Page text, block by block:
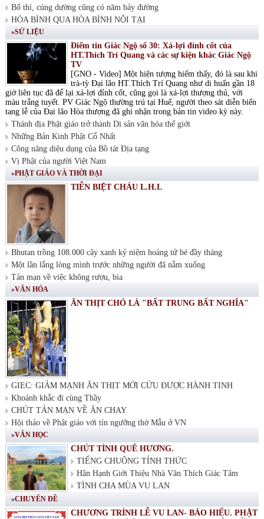
Bố thí, cúng dường cũng có năm bảy đường
HÒA BÌNH QUA HÒA BÌNH NỘI TẠI
»SỬ LIỆU
Điểm tin Giác Ngộ số 30: Xá-lợi đỉnh cốt của
HT.Thích Trí Quang và các sự kiện khác Giác Ngộ
TV
[GNO - Video] Một hiện tượng hiếm thấy, đó là sau khi
trà-tỳ Đại lão HT.Thích Trí Quang như di huấn gần 18
giờ liên tục đã để lại xá-lợi đỉnh cốt, cũng gọi là xá-lợi thượng thủ, với
màu trắng tuyết. PV Giác Ngộ thường trú tại Huế, người theo sát diễn biến
tang lễ của Đại lão Hòa thượng đã ghi nhận trong bản tin video kỳ này.
Thánh địa Phật giáo trở thành Di sản văn hóa thế giới
Những Bản Kinh Phật Cổ Nhất
Công năng diệu dụng của Bồ tát Địa tạng
Vị Phật của người Việt Nam
»PHẬT GIÁO VÀ THỜI ĐẠI
TIỄN BIỆT CHÁU L.H.L
Bhutan trồng 108.000 cây xanh kỷ niệm hoàng tử bé đầy tháng
Một lần lắng lòng mình trước những người đã nằm xuống
Tản mạn về việc không rượu, bia
»VĂN HÓA
ĂN THỊT CHÓ LÀ "BẤT TRUNG BẤT NGHĨA"
GIEC: GIẢM MẠNH ĂN THỊT MỚI CỨU ĐƯỢC HÀNH TINH
Khoảnh khắc đi cùng Thầy
CHÚT TẢN MẠN VỀ ĂN CHAY
Hội thảo về Phật giáo với tín ngưỡng thờ Mẫu ở VN
»VĂN HỌC
CHÚT TÌNH QUÊ HƯƠNG.
TIẾNG CHUÔNG TỈNH THỨC
Hân Hạnh Giới Thiệu Nhà Văn Thích Giác Tâm
TÌNH CHA MÙA VU LAN
»CHUYÊN ĐỀ
CHƯƠNG TRÌNH LỄ VU LAN- BÁO HIẾU. PHẬT